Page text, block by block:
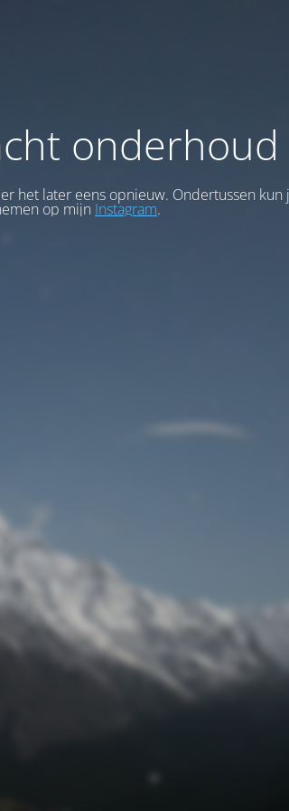
onderhoud
het later eens opnieuw. Ondertussen kun
op mijn Instagram.